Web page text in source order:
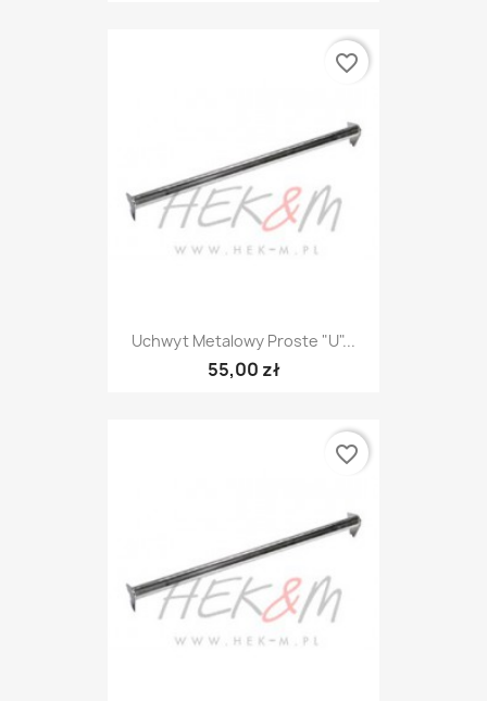
Uchwyt Metalowy Proste "U"...
55,00 zł
favorite_border
favorite_border